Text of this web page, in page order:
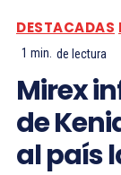
DESTACADAS
1 min. de lectura
Mirex
de
al país